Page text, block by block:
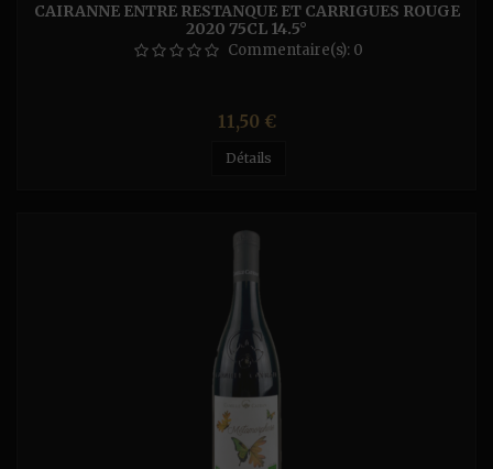
CAIRANNE ENTRE RESTANQUE ET CARRIGUES ROUGE
2020 75CL 14.5°
Commentaire(s): 0
Prix
11,50 €
Détails